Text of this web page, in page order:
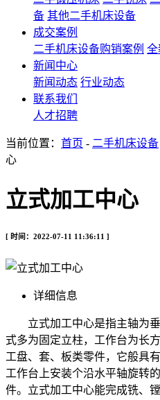
备 其他二手机床设备
成交案例
二手机床设备购销案例 全
新闻中心
新闻动态 行业动态
联系我们
人才招聘
当前位置： 首页 - 二手机床设备
心
立式加工中心
[ 时间：2022-07-11 11:36:11 ]
详细信息
立式加工中心是指主轴为垂
式多为固定立柱，工作台为长
工盘、套、板类零件，它般具
工作台上安装个沿水平轴旋转
件。立式加工中心能完成铣、